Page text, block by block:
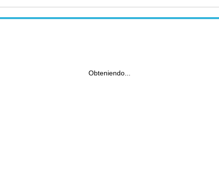
Obteniendo...